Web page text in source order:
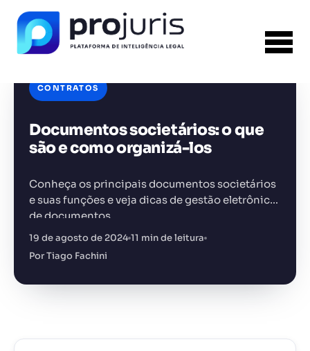
CONTRATOS
Documentos societários: o que
são e como organizá-los
Conheça os principais documentos societários
e suas funções e veja dicas de gestão eletrônica
de documentos.
19 de agosto de 2024 11 min de leitura
Por Tiago Fachini
FERRAMENTA RECOMENDADA PARA ESTE
CONTEÚDO
Tabela de Honorários da OAB
+14.000 juristas